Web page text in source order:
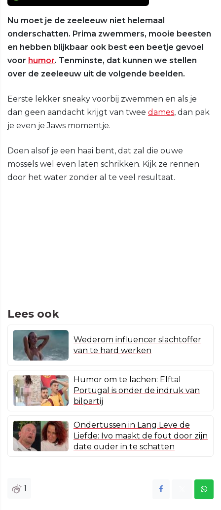
Nu moet je de zeeleeuw niet helemaal
onderschatten. Prima zwemmers, mooie beesten
en hebben blijkbaar ook best een beetje gevoel
voor humor. Tenminste, dat kunnen we stellen
over de zeeleeuw uit de volgende beelden.
Eerste lekker sneaky voorbij zwemmen en als je
dan geen aandacht krijgt van twee dames, dan pak
je even je Jaws momentje.
Doen alsof je een haai bent, dat zal die ouwe
mossels wel even laten schrikken. Kijk ze rennen
door het water zonder al te veel resultaat.
Lees ook
Wederom influencer slachtoffer
van te hard werken
Humor om te lachen: Elftal
Portugal is onder de indruk van
bilpartij
Ondertussen in Lang Leve de
Liefde: Ivo maakt de fout door zijn
date ouder in te schatten
1